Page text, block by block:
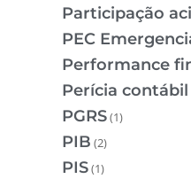
Participação
PEC
Performance
Perícia contábil
PGRS(1)
PIB (2)
PIS(1)